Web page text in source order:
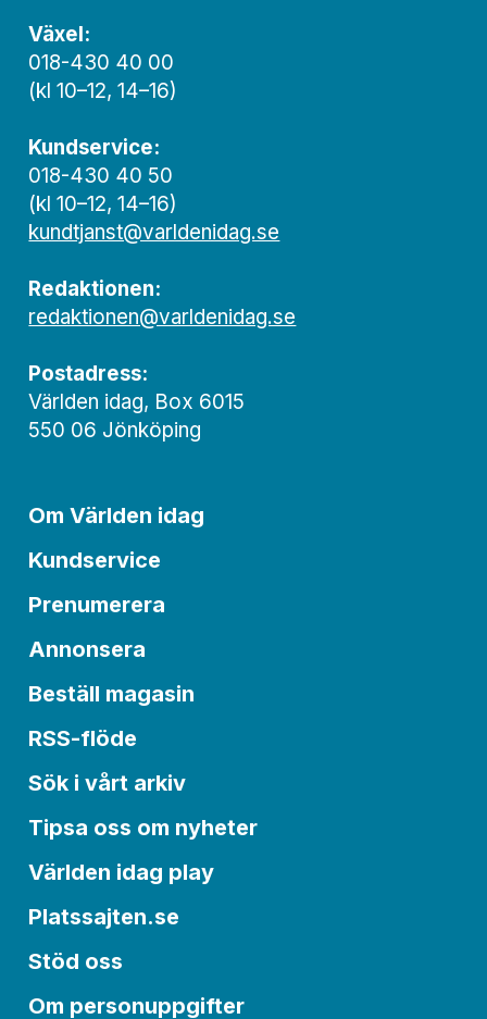
Växel:
018-430 40 00
(kl 10–12, 14–16)
Kundservice:
018-430 40 50
(kl 10–12, 14–16)
kundtjanst@varldenidag.se
Redaktionen:
redaktionen@varldenidag.se
Postadress:
Världen idag, Box 6015
550 06 Jönköping
Om Världen idag
Kundservice
Prenumerera
Annonsera
Beställ magasin
RSS-flöde
Sök i vårt arkiv
Tipsa oss om nyheter
Världen idag play
Platssajten.se
Stöd oss
Om personuppgifter